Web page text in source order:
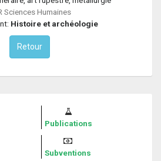
Sciences Humaines
Histoire et archéologie
Retour
Publications
Subventions